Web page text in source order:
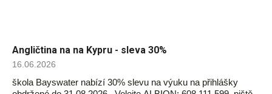
Angličtina na na Kypru - sleva 30%
16.06.2026
škola Bayswater nabízí 30% slevu na výuku na přihlášky